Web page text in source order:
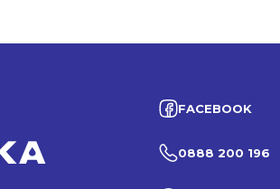
FACEBOOK
0888 200 196